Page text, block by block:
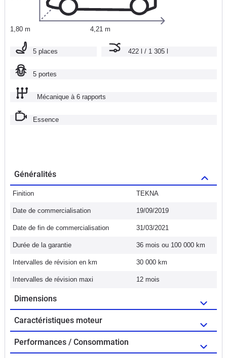
1,80 m 4,21 m
5 places 422 l / 1 305 l
5 portes
Mécanique à 6 rapports
Essence
Généralités
Finition TEKNA
Date de commercialisation 19/09/2019
Date de fin de commercialisation 31/03/2021
Durée de la garantie 36 mois ou 100 000 km
Intervalles de révision en km 30 000 km
Intervalles de révision maxi 12 mois
Dimensions
Caractéristiques moteur
Performances / Consommation